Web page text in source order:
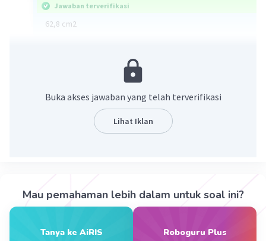
Jawaban terverifikasi
62,8 cm2
20 November 2023 09:34
Jawaban terverifikasi
r = 10 cm
𝞹 = 3,14
Luas Juring = (𝞪/360°) x 𝞹r
Buka akses jawaban yang telah terverifikasi
Lihat Iklan
Mau pemahaman lebih dalam untuk soal ini?
Tanya ke AiRIS Roboguru Plus